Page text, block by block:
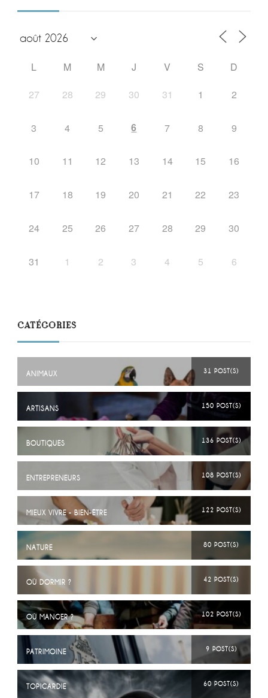
L M M J V S
D
27
28 29 30 31 1 2
3 4 5 6 7 8 9
10 11 12 13 14 15 16
17 18 19 20 21 22 23
24 25 26 27 28 29 30
31 1 2 3 4 5 6
CATÉGORIES
ANIMAUX 31 POST(S)
ARTISANS 150 POST(S)
BOUTIQUES 136 POST(S)
ENTREPRENEURS 108 POST(S)
MIEUX VIVRE - BIEN-ÊTRE 122 POST(S)
NATURE 80 POST(S)
OÙ DORMIR ? 42 POST(S)
OÙ MANGER ? 102 POST(S)
PATRIMOINE 9 POST(S)
TOPICARDIE 60 POST(S)